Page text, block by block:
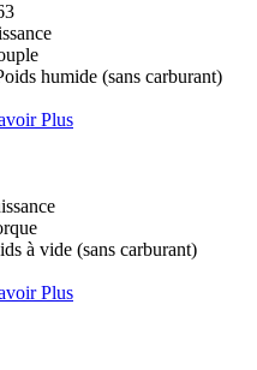
humide (sans carburant)
Plus
à vide (sans carburant)
Plus